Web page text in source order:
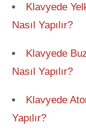
Klavyede
Nasıl Yapılır?
Klavyede
Nasıl Yapılır?
Klavyede
Yapılır?